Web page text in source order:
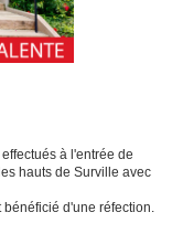
à l'entrée de
hauts de Surville avec
d'une réfection.